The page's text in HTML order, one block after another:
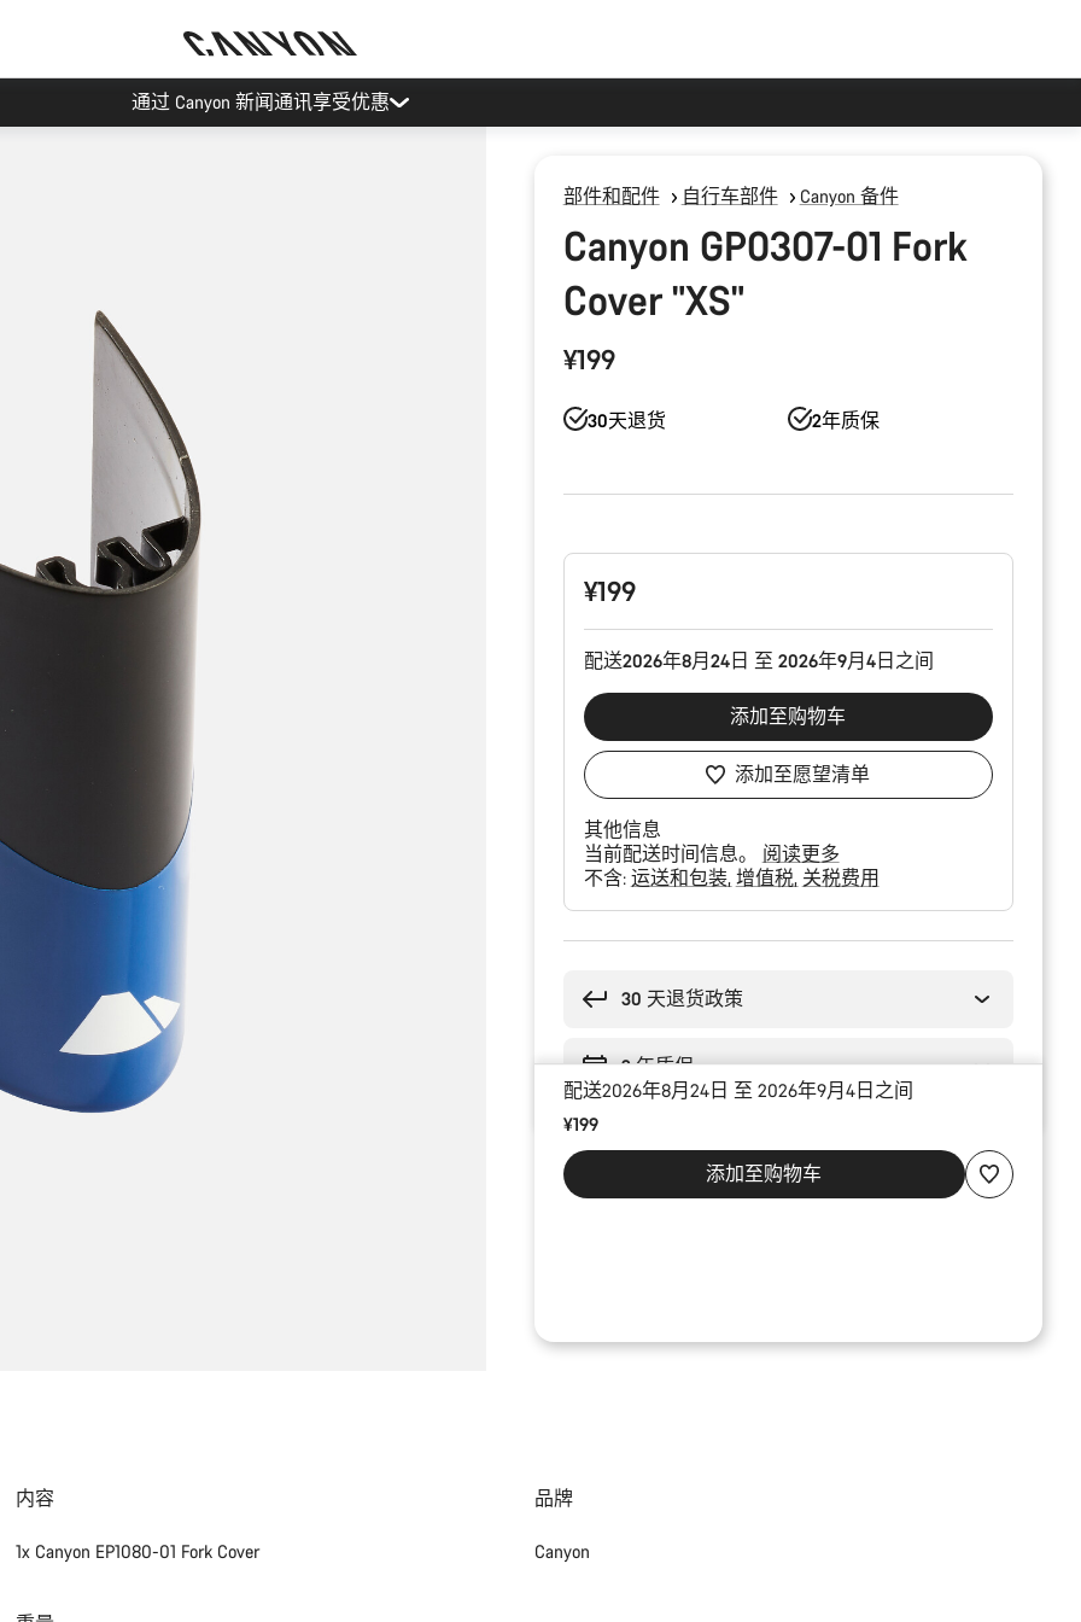
通过 Canyon 新闻通讯享受优惠
部件和配件 自行车部件 Canyon 备件
Canyon GP0307-01 Fork
Cover "XS"
¥199
30天退货 2年质保
配
¥199
配送2026年8月24日 至 2026年9月4日之间
添加至购物车
添加至愿望清单
其他信息
当前配送时间信息。 阅读更多
不含: 运送和包装 增值税 关税费用
30 天退货政策
2 年质保
配送2026年8月24日 至 2026年9月4日之间
¥199
添加至购物车
内容
1x Canyon EP1080-01 Fork Cover
品牌
Canyon